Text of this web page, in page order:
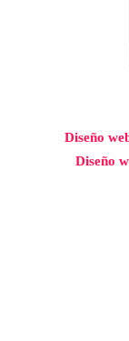
Diseño
Diseño